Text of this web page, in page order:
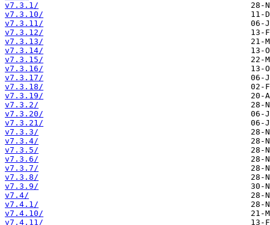
v7.3.1/
v7.3.10/
v7.3.11/
v7.3.12/
v7.3.13/
v7.3.14/
v7.3.15/
v7.3.16/
v7.3.17/
v7.3.18/
v7.3.19/
v7.3.2/
v7.3.20/
v7.3.21/
v7.3.3/
v7.3.4/
v7.3.5/
v7.3.6/
v7.3.7/
v7.3.8/
v7.3.9/
v7.4/
v7.4.1/
v7.4.10/
v7.4.11/